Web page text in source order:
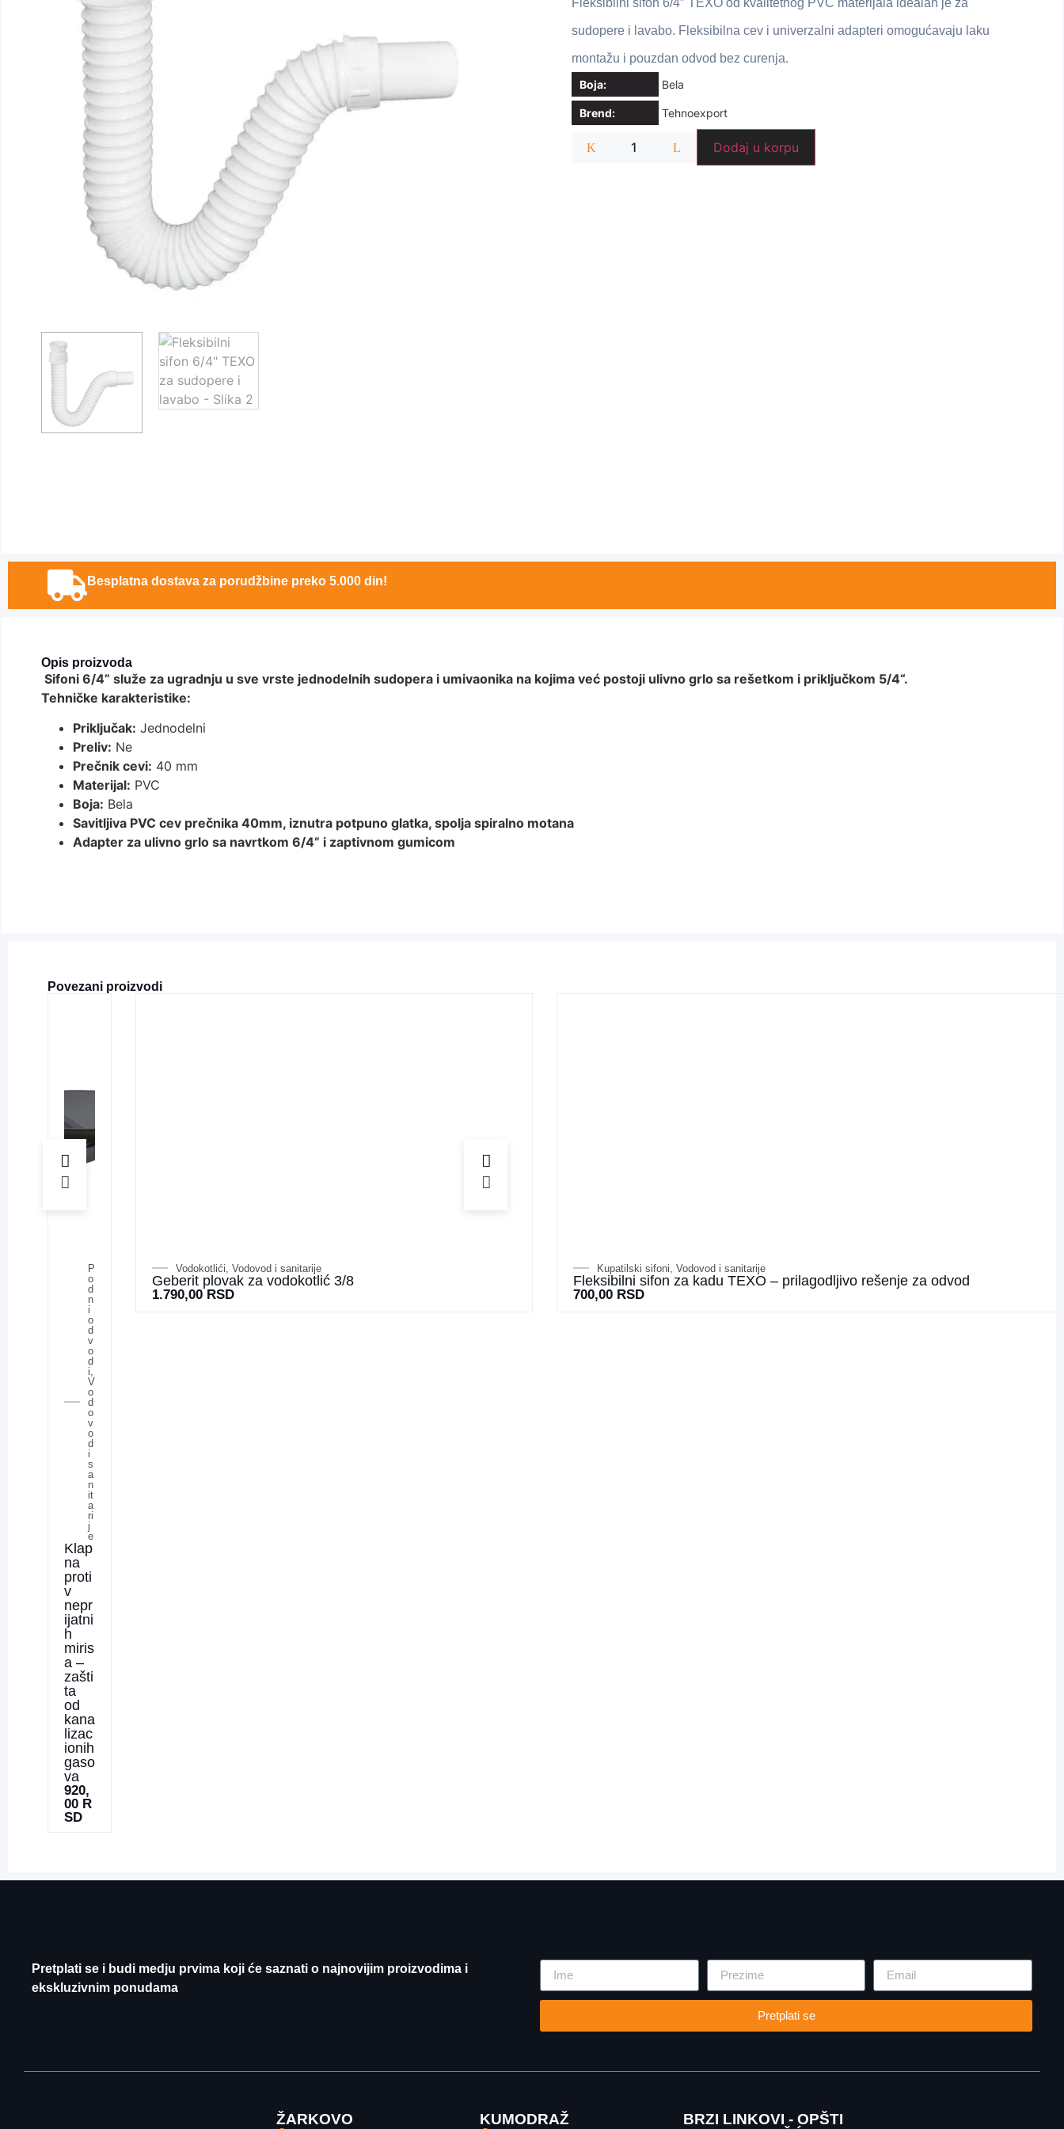
Fleksibilni sifon 6/4″ TEXO od kvalitetnog PVC materijala idealan je za
sudopere i lavabo. Fleksibilna cev i univerzalni adapteri omogućavaju laku
montažu i pouzdan odvod bez curenja.
Boja:
Bela
Brend: Tehnoexport
Dodaj u korpu
Besplatna dostava za porudžbine preko 5.000 din!
Opis proizvoda
Sifoni 6/4” služe za ugradnju u sve vrste jednodelnih sudopera i umivaonika na kojima već postoji ulivno grlo sa rešetkom i priključkom 5/4“.
Tehničke karakteristike:
Priključak: Jednodelni
Preliv: Ne
Prečnik cevi: 40 mm
Materijal: PVC
Boja: Bela
Savitljiva PVC cev prečnika 40mm, iznutra potpuno glatka, spolja spiralno motana
Adapter za ulivno grlo sa navrtkom 6/4” i zaptivnom gumicom
Povezani proizvodi
P
o
d
n
i
o
d
v
o
d
i
V
o
d
o
v
o
d
i
s
a
n
it
a
ri
j
e
Klap
na
proti
v
nepr
ijatni
h
miris
a –
zašti
ta
od
kana
lizac
ionih
gaso
va
920,
00 R
SD
Vodokotlići Vodovod i sanitarije
Geberit plovak za vodokotlić 3/8
1.790,00 RSD
Kupatilski sifoni Vodovod i sanitarije
Fleksibilni sifon za kadu TEXO – prilagodljivo rešenje za odvod
700,00 RSD
Pretplati se i budi medju prvima koji će saznati o najnovijim proizvodima i
ekskluzivnim ponudama
Pretplati se
ŽARKOVO KUMODRAŽ
BRZI LINKOVI - OPŠTI